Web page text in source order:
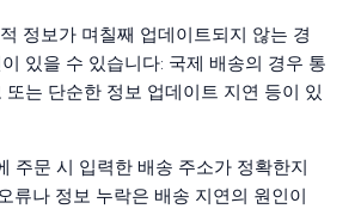
정보가 며칠째 업데이트되지 않는 경
있을 수 있습니다: 국제 배송의 경우 통
또는 단순한 정보 업데이트 지연 등이 있
주문 시 입력한 배송 주소가 정확한지
류나 정보 누락은 배송 지연의 원인이